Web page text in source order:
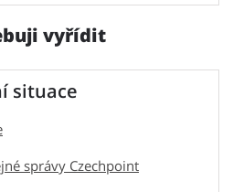
vyřídit
situace
správy Czechpoint